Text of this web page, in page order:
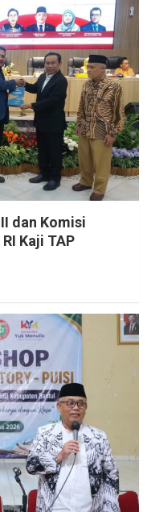
dan Komisi
Kaji TAP